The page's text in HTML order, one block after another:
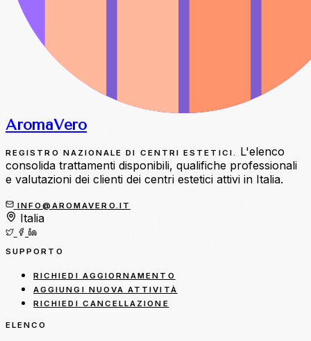
AromaVero
REGISTRO NAZIONALE DI CENTRI ESTETICI.
L'elenco
consolida trattamenti disponibili, qualifiche professionali
e valutazioni dei clienti dei centri estetici attivi in Italia.
INFO@AROMAVERO.IT
Italia
SUPPORTO
RICHIEDI AGGIORNAMENTO
AGGIUNGI NUOVA ATTIVITÀ
RICHIEDI CANCELLAZIONE
ELENCO